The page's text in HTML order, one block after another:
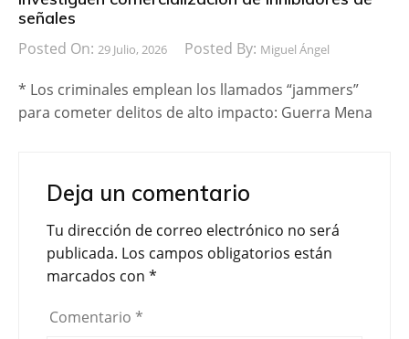
señales
Posted On: 29 Julio, 2026 Posted By: Miguel Ángel
* Los criminales emplean los llamados “jammers”
para cometer delitos de alto impacto: Guerra Mena
Deja un comentario
Tu dirección de correo electrónico no será
publicada. Los campos obligatorios están
marcados con *
Comentario *